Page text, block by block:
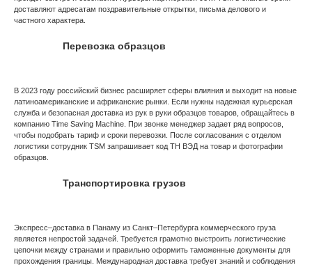
доставляют адресатам поздравительные открытки, письма делового и
частного характера.
Перевозка образцов
В 2023 году российский бизнес расширяет сферы влияния и выходит на новые
латиноамериканские и африканские рынки. Если нужны надежная курьерская
служба и безопасная доставка из рук в руки образцов товаров, обращайтесь в
компанию Time Saving Machine. При звонке менеджер задает ряд вопросов,
чтобы подобрать тариф и сроки перевозки. После согласования с отделом
логистики сотрудник TSM запрашивает код ТН ВЭД на товар и фотографии
образцов.
Транспортировка грузов
Экспресс–доставка в Панаму из Санкт–Петербурга коммерческого груза
является непростой задачей. Требуется грамотно выстроить логистические
цепочки между странами и правильно оформить таможенные документы для
прохождения границы. Международная доставка требует знаний и соблюдения